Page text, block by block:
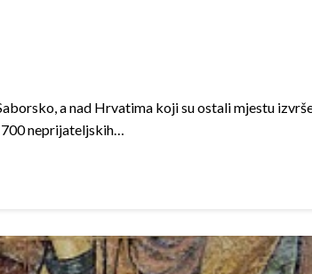
a nad Hrvatima koji su ostali mjestu
700 neprijateljskih…